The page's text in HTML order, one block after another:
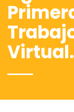
Virtual.